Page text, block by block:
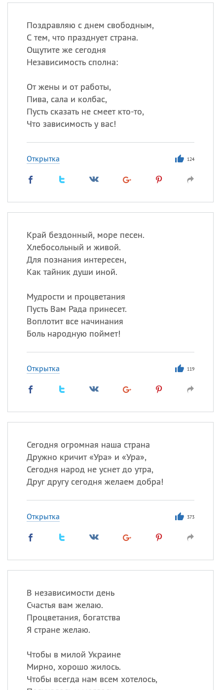
Поздравляю с днем свободным,
С тем, что празднует страна.
Ощутите же сегодня
Независимость сполна:
От жены и от работы,
Пива, сала и колбас,
Пусть сказать не смеет кто-то,
Что зависимость у вас!
Открытка 124
Край бездонный, море песен.
Хлебосольный и живой.
Для познания интересен,
Как тайник души иной.
Мудрости и процветания
Пусть Вам Рада принесет.
Воплотит все начинания
Боль народную поймет!
Открытка 119
Сегодня огромная наша страна
Дружно кричит «Ура» и «Ура»,
Сегодня народ не уснет до утра,
Друг другу сегодня желаем добра!
Открытка 373
В независимости день
Счастья вам желаю.
Процветания, богатства
Я стране желаю.
Чтобы в милой Украине
Мирно, хорошо жилось.
Чтобы всегда нам всем хотелось,